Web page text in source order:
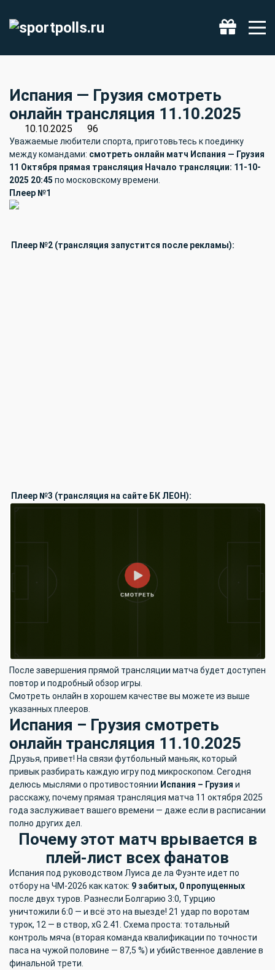
Испания — Грузия смотреть
онлайн трансляция 11.10.2025
10.10.2025 96
Уважаемые любители спорта, приготовьтесь к поединку
между командами: смотреть онлайн матч Испания — Грузия
11 Октября прямая трансляция Начало трансляции: 11-10-
2025 20:45 по московскому времени.
Плеер №1
Плеер №2 (трансляция запустится после рекламы):
Плеер №3 (трансляция на сайте БК ЛЕОН):
После завершения прямой трансляции матча будет доступен
повтор и подробный обзор игры.
Смотреть онлайн в хорошем качестве вы можете из выше
указанных плееров.
Испания – Грузия смотреть
онлайн трансляция 11.10.2025
Друзья, привет! На связи футбольный маньяк, который
привык разбирать каждую игру под микроскопом. Сегодня
делюсь мыслями о противостоянии Испания – Грузия и
расскажу, почему прямая трансляция матча 11 октября 2025
года заслуживает вашего времени — даже если в расписании
полно других дел.
Почему этот матч врывается в
плей-лист всех фанатов
Испания под руководством Луиса де ла Фуэнте идет по
отбору на ЧМ-2026 как каток: 9 забитых, 0 пропущенных
после двух туров. Разнесли Болгарию 3:0, Турцию
уничтожили 6:0 — и всё это на выезде! 21 удар по воротам
турок, 12 — в створ, xG 2.41. Схема проста: тотальный
контроль мяча (вторая команда квалификации по точности
паса на чужой половине — 87,5 %) и убийственное давление в
финальной трети.